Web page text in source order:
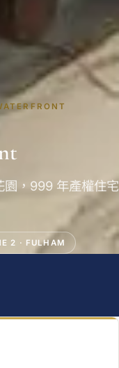
，999 年產權住宅
2 · FULHAM